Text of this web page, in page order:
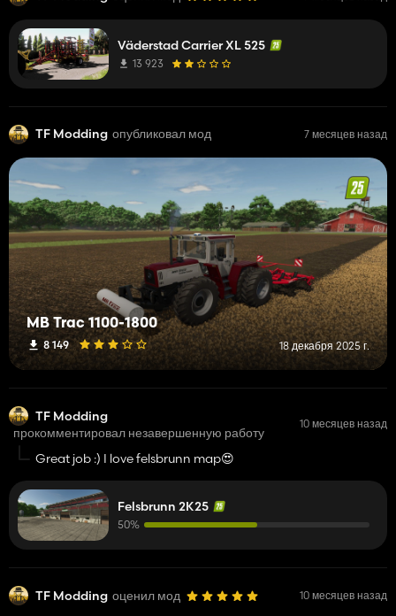
Väderstad Carrier XL 525
13 923
TF Modding опубликовал мод 7 месяцев назад
MB Trac 1100-1800
8 149 18 декабря 2025 г.
TF Modding
прокомментировал незавершенную работу
10 месяцев назад
Great job :) I love felsbrunn map😍
Felsbrunn 2K25
50%
TF Modding оценил мод 10 месяцев назад